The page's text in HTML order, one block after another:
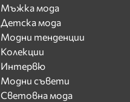
Мъжка мода
Детска мода
Модни тенденции
Колекции
Интервю
Модни съвети
Световна мода